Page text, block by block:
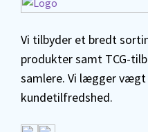
Vi tilbyder et bredt
produkter samt TCG-
samlere. Vi lægger
kundetilfredshed.